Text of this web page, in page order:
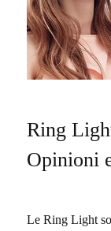
Ring
Opinioni
Le Ring Light